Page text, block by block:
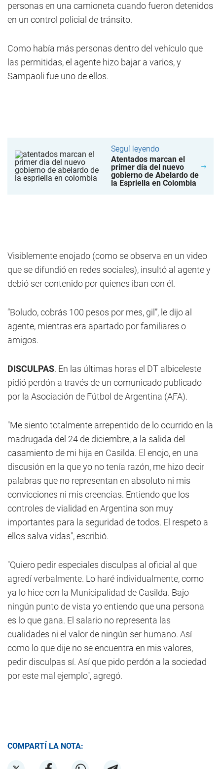
personas en una camioneta cuando fueron detenidos
en un control policial de tránsito.
Como había más personas dentro del vehículo que
las permitidas, el agente hizo bajar a varios, y
Sampaoli fue uno de ellos.
Seguí leyendo
Atentados marcan el
primer día del nuevo
gobierno de Abelardo de
la Espriella en Colombia
Visiblemente enojado (como se observa en un video
que se difundió en redes sociales), insultó al agente y
debió ser contenido por quienes iban con él.
“Boludo, cobrás 100 pesos por mes, gil”, le dijo al
agente, mientras era apartado por familiares o
amigos.
DISCULPAS. En las últimas horas el DT albiceleste
pidió perdón a través de un comunicado publicado
por la Asociación de Fútbol de Argentina (AFA).
"Me siento totalmente arrepentido de lo ocurrido en la
madrugada del 24 de diciembre, a la salida del
casamiento de mi hija en Casilda. El enojo, en una
discusión en la que yo no tenía razón, me hizo decir
palabras que no representan en absoluto ni mis
convicciones ni mis creencias. Entiendo que los
controles de vialidad en Argentina son muy
importantes para la seguridad de todos. El respeto a
ellos salva vidas", escribió.
"Quiero pedir especiales disculpas al oficial al que
agredí verbalmente. Lo haré individualmente, como
ya lo hice con la Municipalidad de Casilda. Bajo
ningún punto de vista yo entiendo que una persona
es lo que gana. El salario no representa las
cualidades ni el valor de ningún ser humano. Así
como lo que dije no se encuentra en mis valores,
pedir disculpas sí. Así que pido perdón a la sociedad
por este mal ejemplo", agregó.
COMPARTÍ LA NOTA: